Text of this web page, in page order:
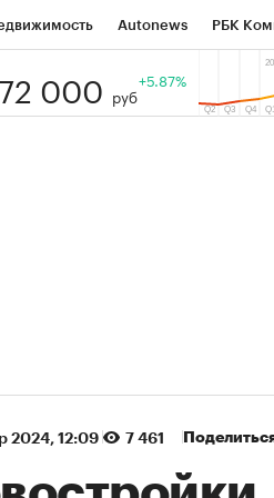
Autonews РБК
Тренды
000 руб
+5.87%
2024, 12:09 7 461